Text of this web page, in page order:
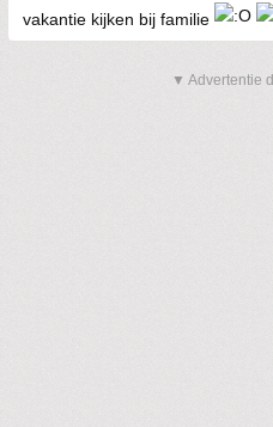
vakantie kijken bij familie
▼ Advertentie